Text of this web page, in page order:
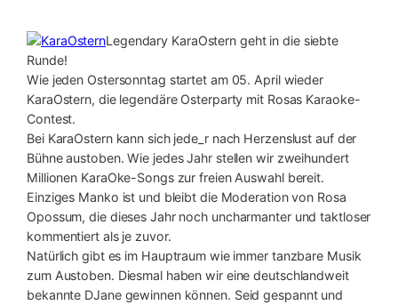
Legendary KaraOstern geht in die siebte
Runde!
Wie jeden Ostersonntag startet am 05. April wieder
KaraOstern, die legendäre Osterparty mit Rosas Karaoke-
Contest.
Bei KaraOstern kann sich jede_r nach Herzenslust auf der
Bühne austoben. Wie jedes Jahr stellen wir zweihundert
Millionen KaraOke-Songs zur freien Auswahl bereit.
Einziges Manko ist und bleibt die Moderation von Rosa
Opossum, die dieses Jahr noch uncharmanter und taktloser
kommentiert als je zuvor.
Natürlich gibt es im Hauptraum wie immer tanzbare Musik
zum Austoben. Diesmal haben wir eine deutschlandweit
bekannte DJane gewinnen können. Seid gespannt und